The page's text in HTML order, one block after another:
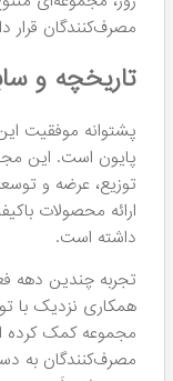
مصرف‌کنندگان قرار
تاریخچه و
پشتوانه موفقیت
توزیع، عرضه و
ارائه محصولات
داشته است.
تجربه چندین دهه
همکاری نزدیک با
مجموعه کمک کرده
مصرف‌کنندگان به